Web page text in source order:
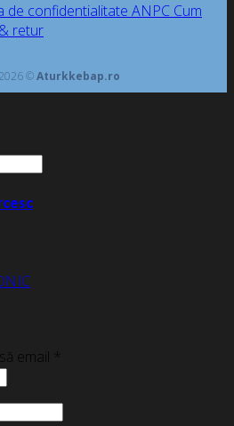
de confidentialitate ANPC Cum
retur
©Aturkkebap.ro
email *